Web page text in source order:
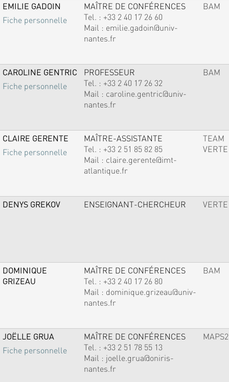
EMILIE GADOIN
Fiche personnelle
MAÎTRE DE CONFÉRENCES
Tel. : +33 2 40 17 26 60
Mail : emilie.gadoin@univ-
nantes.fr
BAM
CAROLINE GENTRIC
Fiche personnelle
PROFESSEUR
Tel. : +33 2 40 17 26 32
Mail : caroline.gentric@univ-
nantes.fr
BAM
CLAIRE GERENTE
Fiche personnelle
MAÎTRE-ASSISTANTE
Tel. : +33 2 51 85 82 85
Mail : claire.gerente@imt-
atlantique.fr
TEAM
VERTE
DENYS GREKOV ENSEIGNANT-CHERCHEUR VERTE
DOMINIQUE
GRIZEAU
MAÎTRE DE CONFÉRENCES
Tel. : +33 2 40 17 26 80
Mail : dominique.grizeau@univ-
nantes.fr
BAM
JOËLLE GRUA
Fiche personnelle
MAÎTRE DE CONFÉRENCES
Tel. : +33 2 51 78 55 13
Mail : joelle.grua@oniris-
nantes.fr
MAPS2